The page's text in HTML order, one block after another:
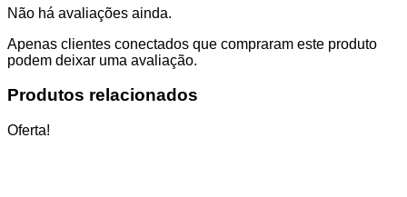
Não há avaliações ainda.
Apenas clientes conectados que compraram este produto
podem deixar uma avaliação.
Produtos relacionados
Oferta!